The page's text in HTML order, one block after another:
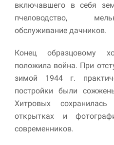
включавшего в себя
пчеловодство,
обслуживание дачников.
Конец образцовому
положила война. При
зимой 1944 г.
постройки были
Хитровых
открытках и
современников.